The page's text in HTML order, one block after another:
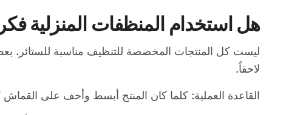
هل استخدام المنظفات المنزلية
ليست كل المنتجات المخصصة للتنظيف مناسبة للستائر.
لاحقاً.
القاعدة العملية: كلما كان المنتج أبسط وأخف على القماش